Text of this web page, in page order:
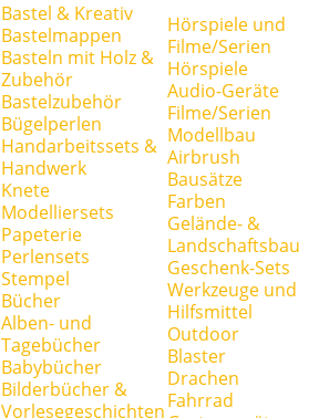
Bastel & Kreativ
Bastelmappen
Basteln mit Holz &
Zubehör
Bastelzubehör
Bügelperlen
Handarbeitssets &
Handwerk
Knete
Modelliersets
Papeterie
Perlensets
Stempel
Bücher
Alben- und
Tagebücher
Babybücher
Bilderbücher &
Vorlesegeschichten
Hörspiele und
Filme/Serien
Hörspiele
Audio-Geräte
Filme/Serien
Modellbau
Airbrush
Bausätze
Farben
Gelände- &
Landschaftsbau
Geschenk-Sets
Werkzeuge und
Hilfsmittel
Outdoor
Blaster
Drachen
Fahrrad